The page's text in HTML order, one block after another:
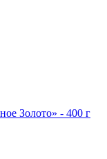
Золото» - 400 г